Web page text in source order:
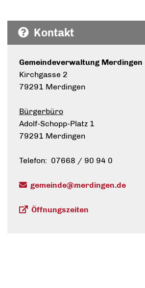
Kontakt
Gemeindeverwaltung Merdingen
Kirchgasse 2
79291 Merdingen
Bürgerbüro
Adolf-Schopp-Platz 1
79291 Merdingen
Telefon: 07668 / 90 94 0
gemeinde@merdingen.de
Öffnungszeiten